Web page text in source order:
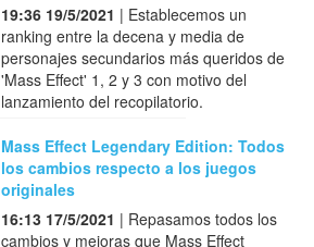
19:36 19/5/2021 | Establecemos un
ranking entre la decena y media de
personajes secundarios más queridos de
'Mass Effect' 1, 2 y 3 con motivo del
lanzamiento del recopilatorio.
Mass Effect Legendary Edition: Todos
los cambios respecto a los juegos
originales
16:13 17/5/2021 | Repasamos todos los
cambios y mejoras que Mass Effect